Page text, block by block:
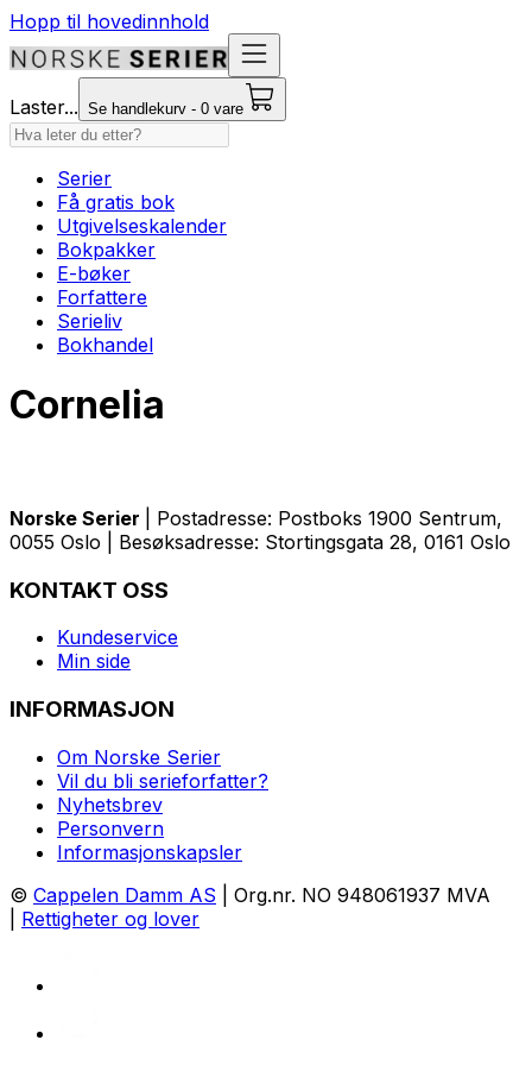
Hopp til hovedinnhold
Laster... Se handlekurv - 0 vare
Serier
Få gratis bok
Utgivelseskalender
Bokpakker
E-bøker
Forfattere
Serieliv
Bokhandel
Cornelia
Norske Serier
| Postadresse: Postboks 1900 Sentrum,
0055 Oslo | Besøksadresse: Stortingsgata 28, 0161 Oslo
KONTAKT OSS
Kundeservice
Min side
INFORMASJON
Om Norske Serier
Vil du bli serieforfatter?
Nyhetsbrev
Personvern
Informasjonskapsler
© Cappelen Damm AS | Org.nr. NO 948061937 MVA
Rettigheter og lover